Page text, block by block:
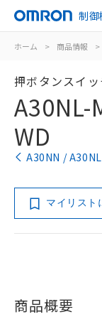
制御
ホーム > 商品情報 >
押ボタンスイッ
A30NL-
WD
A30NN /
マイリスト
商品概要